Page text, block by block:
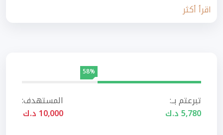
اقرأ أكثر
58%
تبرعتم بــ:
5,780 د.ك
المستهدف:
10,000 د.ك